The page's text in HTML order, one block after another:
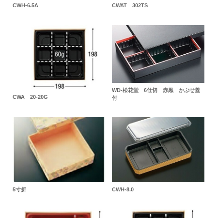
CWH-6.5A CWAT 302TS
CWA 20-20G
WD-松花堂 6仕切 赤黒 かぶせ蓋
付
5寸折 CWH-8.0